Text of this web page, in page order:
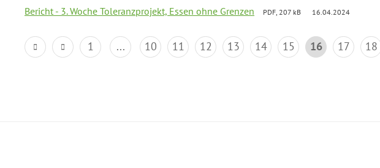
Bericht - 3. Woche Toleranzprojekt, Essen ohne Grenzen PDF, 207 kB 16.04.2024
1 ... 10 11 12 13 14 15 16 17 18